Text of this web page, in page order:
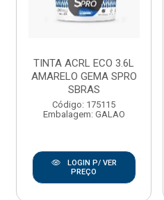
TINTA ACRL ECO 3.6L
AMARELO GEMA SPRO
SBRAS
Código: 175115
Embalagem: GALAO
LOGIN P/ VER
PREÇO